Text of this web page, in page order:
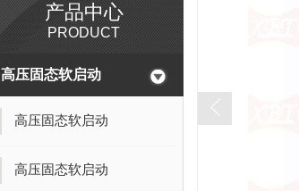
产品中心
PRODUCT
高压固态软启动
高压固态软启动
高压固态软启动